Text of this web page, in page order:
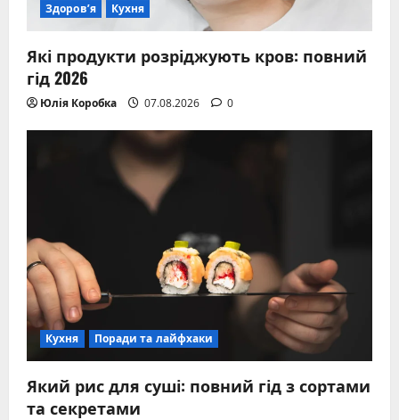
Здоров’я Кухня
Які продукти розріджують кров: повний
гід 2026
Юлія Коробка 07.08.2026 0
Кухня Поради та лайфхаки
Який рис для суші: повний гід з сортами
та секретами